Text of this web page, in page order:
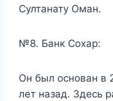
Султанату Оман.
№8. Банк Сохар:
Он был основан в
лет назад. Здесь